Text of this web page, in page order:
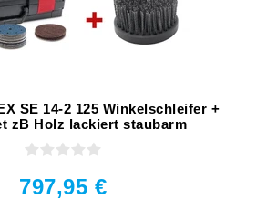
SE 14-2 125 Winkelschleifer +
zB Holz lackiert staubarm
797,95 €